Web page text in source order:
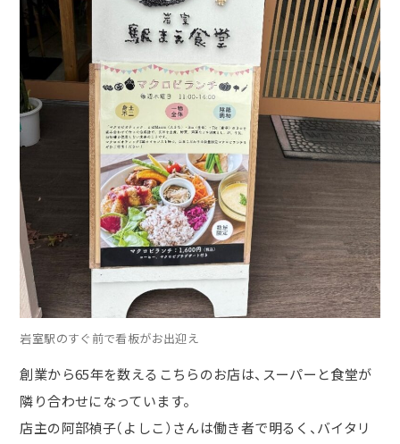
岩室駅のすぐ前で看板がお出迎え
創業から65年を数えるこちらのお店は、スーパーと食堂が
隣り合わせになっています。
店主の阿部禎子（よしこ）さんは働き者で明るく、バイタリ